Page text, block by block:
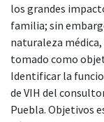
los grandes
familia; sin
naturaleza
tomado como
Identificar la
de VIH del
Puebla. Objetivos